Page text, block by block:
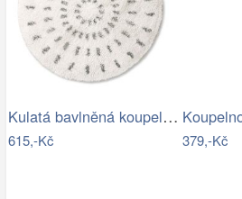
Kulatá bavlněná koupelnová předložka…
615,-Kč 379,-Kč